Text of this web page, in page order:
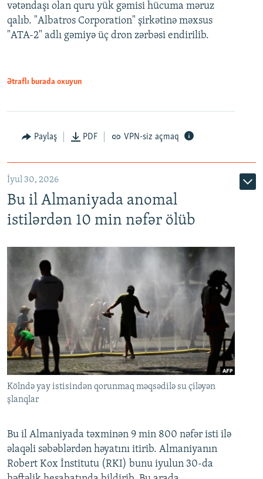
vətəndaşı olan quru yük gəmisi hücuma məruz
qalıb. "Albatros Corporation" şirkətinə məxsus
"ATA-2" adlı gəmiyə üç dron zərbəsi endirilib.
Ətraflı burada oxuyun
Paylaş PDF VPN-siz açmaq
İyul 30, 2026
Bu il Almaniyada anomal
istilərdən 10 min nəfər ölüb
Kölndə yay istisindən qorunmaq məqsədilə su çiləyən
şlanqlar
Bu il Almaniyada təxminən 9 min 800 nəfər isti ilə
əlaqəli səbəblərdən həyatını itirib. Almaniyanın
Robert Kox İnstitutu (RKI) bunu iyulun 30-da